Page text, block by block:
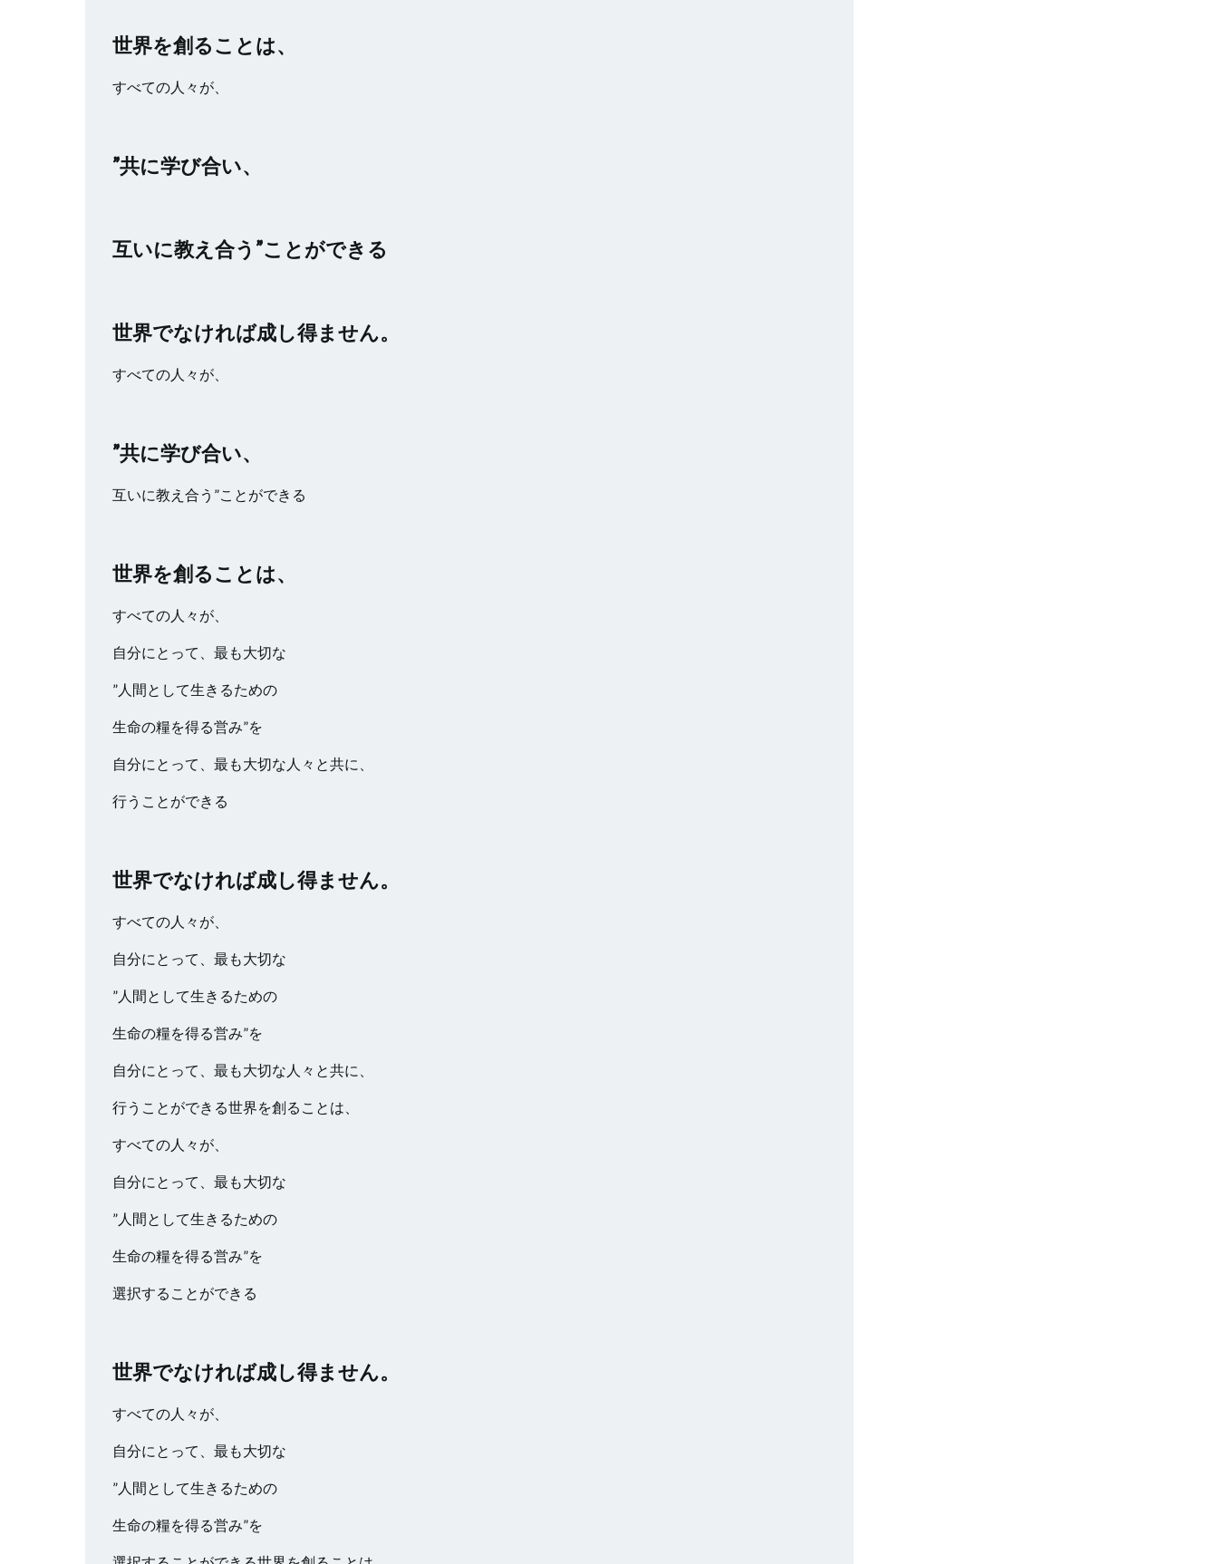
世界を創ることは、
すべての人々が、
”共に学び合い、
互いに教え合う”ことができる
世界でなければ成し得ません。
すべての人々が、
”共に学び合い、
互いに教え合う”ことができる
世界を創ることは、
すべての人々が、
自分にとって、最も大切な
”人間として生きるための
生命の糧を得る営み”を
自分にとって、最も大切な人々と共に、
行うことができる
世界でなければ成し得ません。
すべての人々が、
自分にとって、最も大切な
”人間として生きるための
生命の糧を得る営み”を
自分にとって、最も大切な人々と共に、
行うことができる世界を創ることは、
すべての人々が、
自分にとって、最も大切な
”人間として生きるための
生命の糧を得る営み”を
選択することができる
世界でなければ成し得ません。
すべての人々が、
自分にとって、最も大切な
”人間として生きるための
生命の糧を得る営み”を